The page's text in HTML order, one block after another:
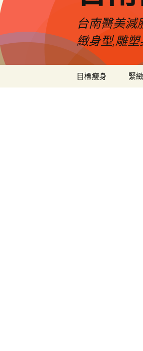
台南醫美減
緻身型,雕
目標瘦身 緊